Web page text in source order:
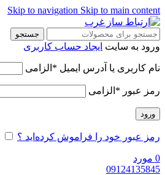
Skip to navigation Skip to main content
جستجو
ورود به سایت ایجاد حساب کاربری
نام کاربری یا آدرس ایمیل * الزامی
رمز عبور * الزامی
ورود
رمز عبور خود را فراموش کرده‌اید ؟
0 مورد
09124135845